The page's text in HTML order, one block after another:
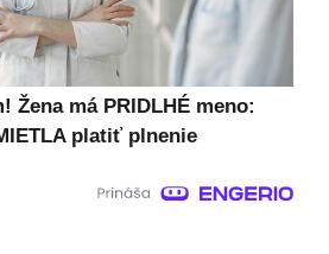
Žena má PRIDLHÉ meno:
platiť plnenie